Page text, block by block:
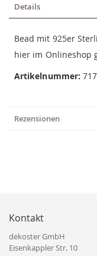
Details
Bead mit 925er
hier im Onlineshop
Artikelnummer:
Rezensionen
Kontakt
dekoster GmbH
Eisenkappler Str. 10